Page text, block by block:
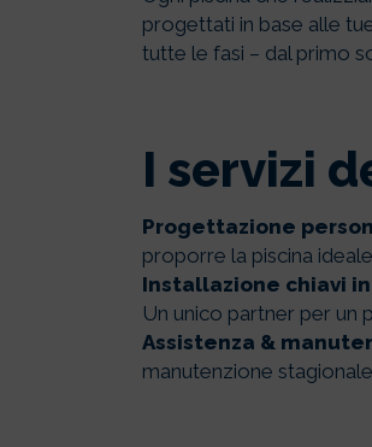
progettati in base alle
tutte le fasi – dal primo
I servizi
Progettazione
proporre la piscina
Installazione chiavi
Un unico partner per un
Assistenza &
manutenzione